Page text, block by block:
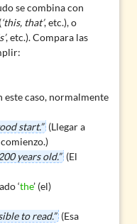
se combina con
‘this, that’, etc.), o
, etc.). Compara las
este caso, normalmente
start.” (Llegar a
years old.” (El
‘the’ (el)
to read.” (Esa